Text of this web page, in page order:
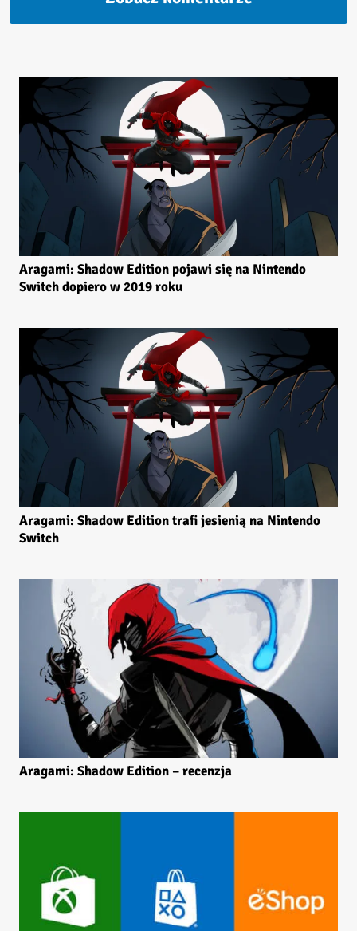
Aragami: Shadow Edition pojawi się na Nintendo
Switch dopiero w 2019 roku
Aragami: Shadow Edition trafi jesienią na Nintendo
Switch
Aragami: Shadow Edition – recenzja